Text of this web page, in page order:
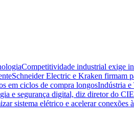
Competitividade industrial exige
Schneider Electric e Kraken firmam
em ciclos de compra longosIndústria e
e segurança digital, diz diretor do
sistema elétrico e acelerar conexões